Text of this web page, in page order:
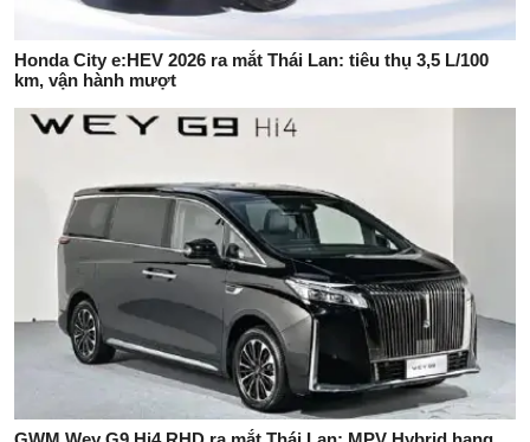
Honda City e:HEV 2026 ra mắt Thái Lan: tiêu thụ 3,5 L/100
km, vận hành mượt